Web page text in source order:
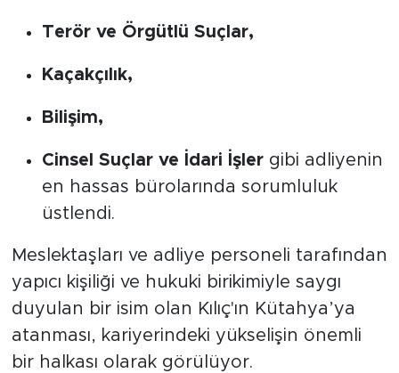
Cinsel Suçlar ve İdari İşlergibi adliyenin
en hassas bürolarında sorumluluk
Meslektaşları ve adliye personeli tarafından
yapıcı kişiliği ve hukuki birikimiyle saygı
duyulan bir isim olan Kılıç'ın Kütahya’ya
atanması, kariyerindeki yükselişin önemli